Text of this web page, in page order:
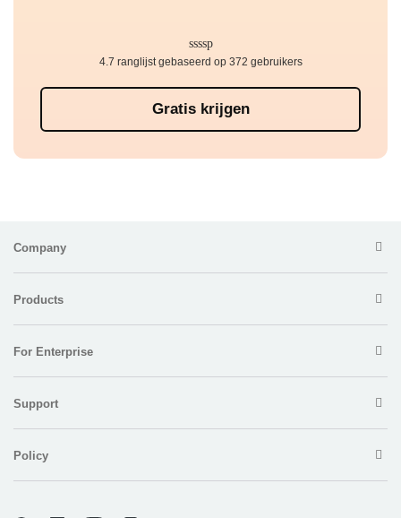
Gratis krijgen
4.7 ranglijst gebaseerd op 372 gebruikers
Company
Products
For Enterprise
Support
Policy